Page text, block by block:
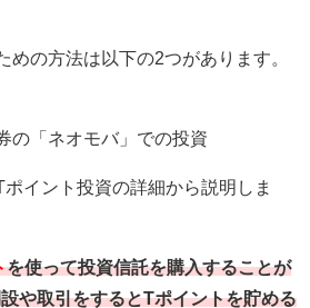
めの方法は以下の2つがあります。
の「ネオモバ」での投資
イント投資の詳細から説明しま
を使って投資信託を購入することが
や取引をするとTポイントを貯める